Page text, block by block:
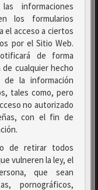
informaciones
los formularios
el acceso a ciertos
por el Sitio Web.
de forma
de cualquier hecho
la información
tales como, pero
no autorizado
con el fin de
de retirar todos
vulneren la ley, el
que sean
pornográficos,